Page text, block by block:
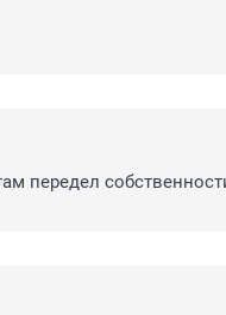
передел